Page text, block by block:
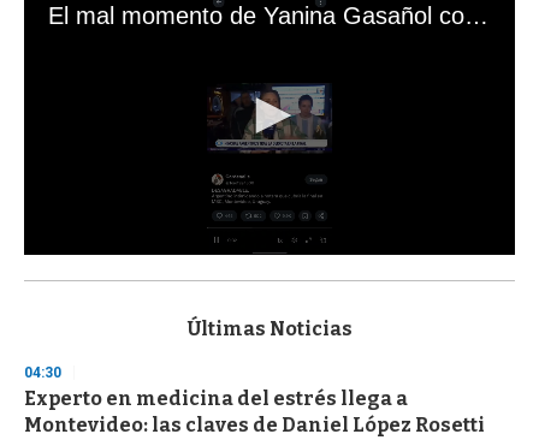
El mal momento de Yanina Gasañol con un hincha argentino en "Subrayado"
s
d
s
o
Últimas Noticias
04:30
Experto en medicina del estrés llega a
Montevideo: las claves de Daniel López Rosetti